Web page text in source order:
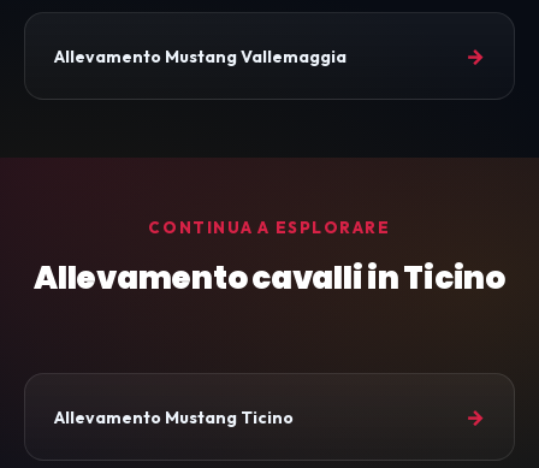
Allevamento Mustang Vallemaggia →
CONTINUA A ESPLORARE
Allevamento cavalli in Ticino
Allevamento Mustang Ticino →